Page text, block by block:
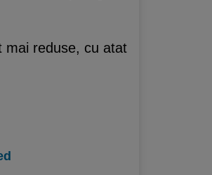
mai reduse, cu atat